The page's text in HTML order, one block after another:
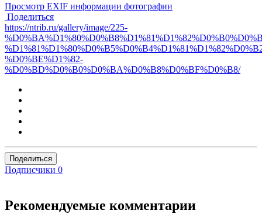
Просмотр EXIF информации фотографии
Поделиться
https://ntrib.ru/gallery/image/225-
%D0%BE%D1%82-
%D0%BD%D0%B0%D0%BA%D0%B8%D0%BF%D0%B8/
Поделиться
Подписчики 0
Рекомендуемые комментарии